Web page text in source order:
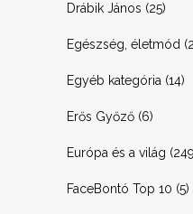
Drábik János (25)
Egészség, életmód
Egyéb kategória (14)
Erős Győző (6)
Európa és a világ
FaceBontó Top 10 (5)